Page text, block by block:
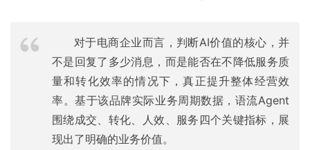
对于电商企业而言，判断AI价值的核心，并
不是回复了多少消息，而是能否在不降低服务质
量和转化效率的情况下，真正提升整体经营效
率。基于该品牌实际业务周期数据，语流Agent
围绕成交、转化、人效、服务四个关键指标，展
现出了明确的业务价值。